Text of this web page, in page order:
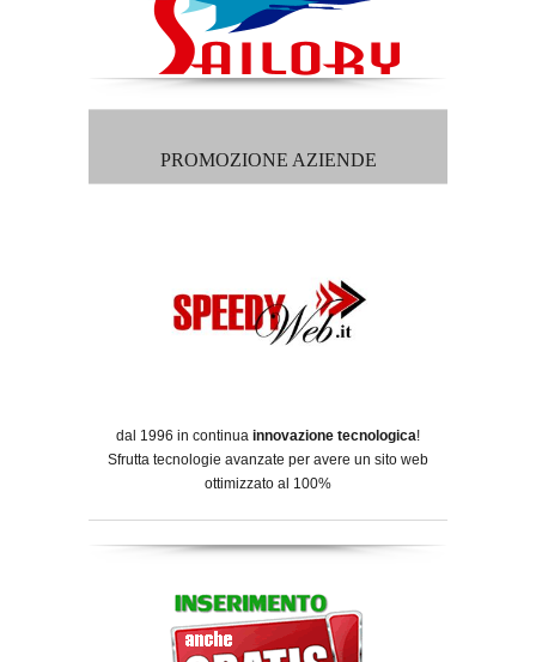
PROMOZIONE AZIENDE
dal 1996 in continua innovazione tecnologica!
Sfrutta tecnologie avanzate per avere un sito web
ottimizzato al 100%